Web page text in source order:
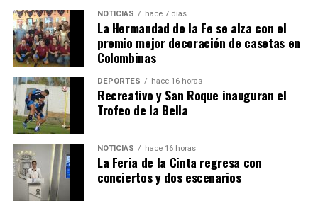
SEXTA CORRIDA DE LAS FIESTAS COLOMBINAS
2026
hace 4 días· Huelvatv
NOTICIAS hace 7 días
La Hermandad de la Fe se alza con el
premio mejor decoración de casetas en
Colombinas
DEPORTES hace 16 horas
Recreativo y San Roque inauguran el
Trofeo de la Bella
NOTICIAS hace 16 horas
La Feria de la Cinta regresa con
conciertos y dos escenarios